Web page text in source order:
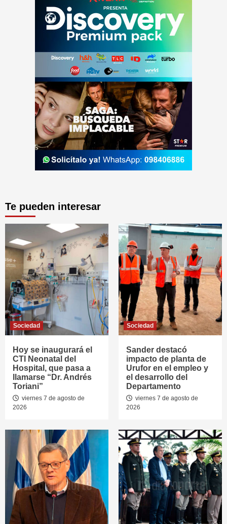
Te pueden interesar
Sociedad
Hoy se inaugurará el
CTI Neonatal del
Hospital, que pasa a
llamarse “Dr. Andrés
Toriani”
viernes 7 de agosto de
2026
Sociedad
Sander destacó
impacto de planta de
Urufor en el empleo y
el desarrollo del
Departamento
viernes 7 de agosto de
2026